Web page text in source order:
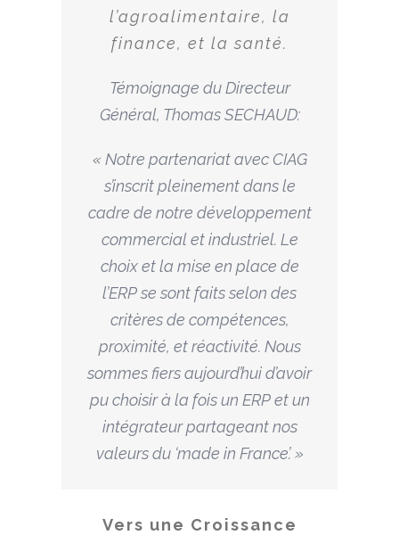
l’agroalimentaire, la
finance, et la santé.
Témoignage du Directeur
Général, Thomas SECHAUD:
« Notre partenariat avec CIAG
s’inscrit pleinement dans le
cadre de notre développement
commercial et industriel. Le
choix et la mise en place de
l’ERP se sont faits selon des
critères de compétences,
proximité, et réactivité. Nous
sommes fiers aujourd’hui d’avoir
pu choisir à la fois un ERP et un
intégrateur partageant nos
valeurs du ‘made in France’. »
Vers une Croissance